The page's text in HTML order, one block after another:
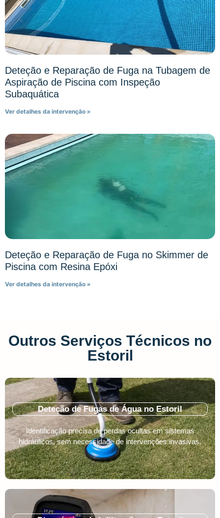
Deteção e Reparação de Fuga na Tubagem de
Aspiração de Piscina com Inspeção
Subaquática
Ver detalhes da intervenção »
Deteção e Reparação de Fuga no Skimmer de
Piscina com Resina Epóxi
Ver detalhes da intervenção »
Outros Serviços Técnicos no
Estoril
Deteção de Fugas de Água no Estoril
Identificação precisa de perdas ocultas em sistemas
hidráulicos, sem necessidade de intervenções invasivas.